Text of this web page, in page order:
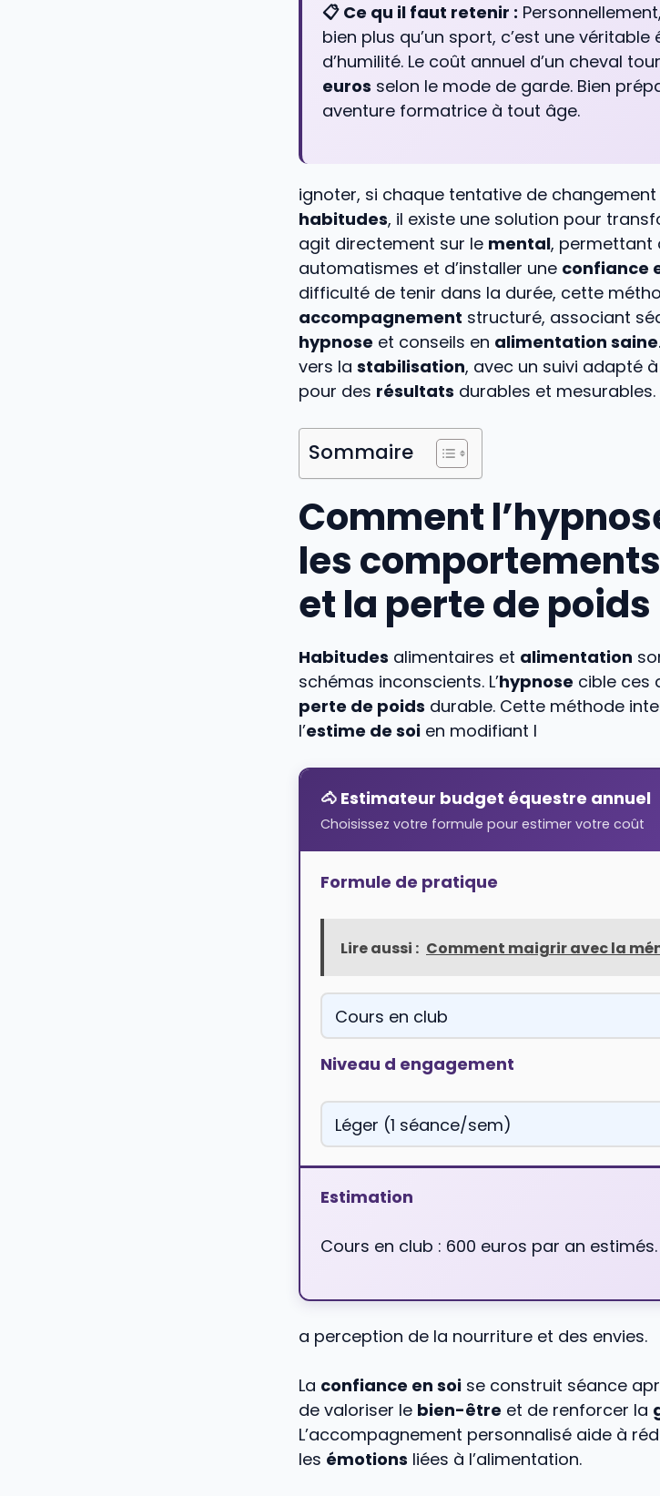
📋 Ce qu il faut retenir :
bien plus qu’un sport, c’est une
d’humilité. Le coût annuel d’un cheval
euros selon le mode de garde. Bien
aventure formatrice à tout âge.
ignoter, si chaque tentative de
habitudes, il existe une solution pour
agit directement sur le mental, permettant
automatismes et d’installer une confiance
difficulté de tenir dans la durée, cette
accompagnement structuré, associant
hypnose et conseils en alimentation saine
vers la stabilisation, avec un suivi adapté
pour des résultats durables et mesurables.
Sommaire
Comment
les
et la perte de poids
Habitudes alimentaires et alimentation
schémas inconscients. L’hypnose cible ces
perte de poids durable. Cette méthode
l’estime de soi en modifiant l
🐴 Estimateur budget équestre annuel
Choisissez votre formule pour estimer votre coût
Formule de pratique
Lire aussi : Comment maigrir avec la
Niveau d engagement
Estimation
Cours en club : 600 euros par an estimés.
a perception de la nourriture et des envies.
La confiance en soi se construit séance
de valoriser le bien-être et de renforcer la
L’accompagnement personnalisé aide à
les émotions liées à l’alimentation.